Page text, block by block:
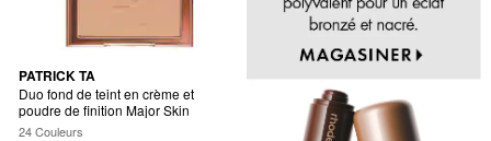
PATRICK TA
Duo fond de teint en crème et
poudre de finition Major Skin
24 Couleurs